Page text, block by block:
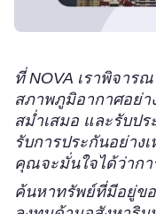
ที่ NOVA เราพิจาร
สภาพภูมิอากาศอย่า
สม่ำเสมอ และรับป
รับการประกันอย่าง
คุณจะมั่นใจได้ว่าก
ค้นหาทรัพย์ที่มีอยู่ขอ